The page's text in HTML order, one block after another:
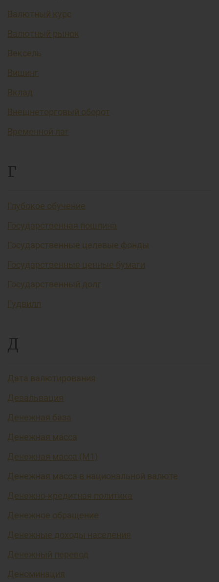
Валютный курс
Валютный рынок
Вексель
Вишинг
Вклад
Внешнеторговый оборот
Временной лаг
Г
Глубокое обучение
Государственная пошлина
Государственные целевые фонды
Государственные ценные бумаги
Государственный долг
Гудвилл
Д
Дата валютирования
Девальвация
Денежная база
Денежная масса
Денежная масса (М1)
Денежная масса в национальной валюте
Денежно-кредитная политика
Денежное обращение
Денежные доходы населения
Денежный перевод
Деноминация